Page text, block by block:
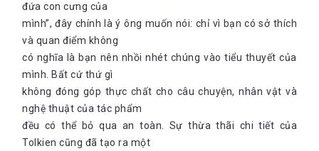
đứa con cưng của
mình”, đây chính là ý ông muốn nói: chỉ vì bạn có sở thích
và quan điểm không
có nghĩa là bạn nên nhồi nhét chúng vào tiểu thuyết của
mình. Bất cứ thứ gì
không đóng góp thực chất cho câu chuyện, nhân vật và
nghệ thuật của tác phẩm
đều có thể bỏ qua an toàn. Sự thừa thãi chi tiết của
Tolkien cũng đã tạo ra một